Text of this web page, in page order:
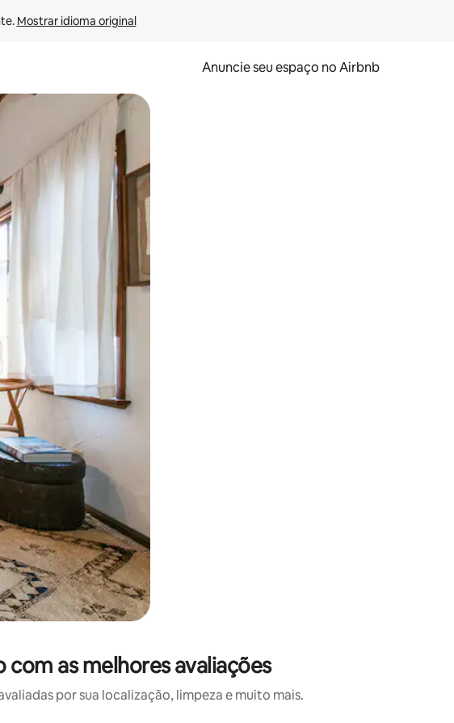
Mostrar idioma original
Anuncie seu espaço no Airbnb
ou tocando e deslizando o dedo na tela.
as melhores avaliações
por sua localização, limpeza e muito mais.